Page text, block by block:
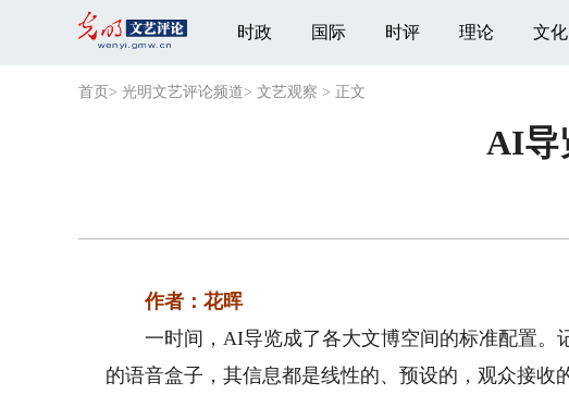
时政 国际 时评 理论 文化
首页 > 光明文艺评论频道> 文艺观察 > 正文
AI导
作者：花晖
一时间，AI导览成了各大文博空间的标准配置。
的语音盒子，其信息都是线性的、预设的，观众接收